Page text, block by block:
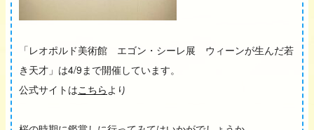
「レオポルド美術館 エゴン・シーレ展 ウィーンが生んだ若
き天才」は4/9まで開催しています。
公式サイトはこちらより